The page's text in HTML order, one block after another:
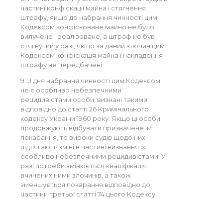
частині конфіскації майна і стягнення
штрафу, якщо до набрання чинності цим
Кодексом конфісковане майно не було
вилучене і реалізоване, а штраф не був
стягнутий у разі, якщо за даний злочин цим
Кодексом конфіскація майна і накладення
штрафу не передбачені.
9. З дня набрання чинності цим Кодексом
не є особливо небезпечними
рецидивістами особи, визнані такими
відповідно до статті 26 Кримінального
кодексу України 1960 року. Якщо ці особи
продовжують відбувати призначене їм
покарання, то вироки судів щодо них
підлягають зміні в частині визнання їх
особливо небезпечними рецидивістами. У
разі потреби змінюється кваліфікація
вчинених ними злочинів, а також
зменшується покарання відповідно до
частини третьої статті 74 цього Кодексу.